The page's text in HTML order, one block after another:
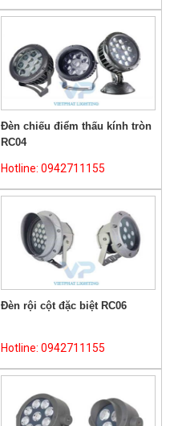
Đèn chiếu điểm thấu kính tròn
RC04
Hotline: 0942711155
Đèn rội cột đặc biệt RC06
Hotline: 0942711155